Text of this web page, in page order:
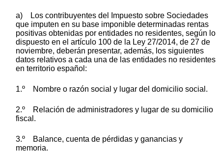
a) Los contribuyentes del Impuesto sobre Sociedades
que imputen en su base imponible determinadas rentas
positivas obtenidas por entidades no residentes, según lo
dispuesto en el artículo 100 de la Ley 27/2014, de 27 de
noviembre, deberán presentar, además, los siguientes
datos relativos a cada una de las entidades no residentes
en territorio español:
1.º Nombre o razón social y lugar del domicilio social.
2.º Relación de administradores y lugar de su domicilio
fiscal.
3.º Balance, cuenta de pérdidas y ganancias y
memoria.